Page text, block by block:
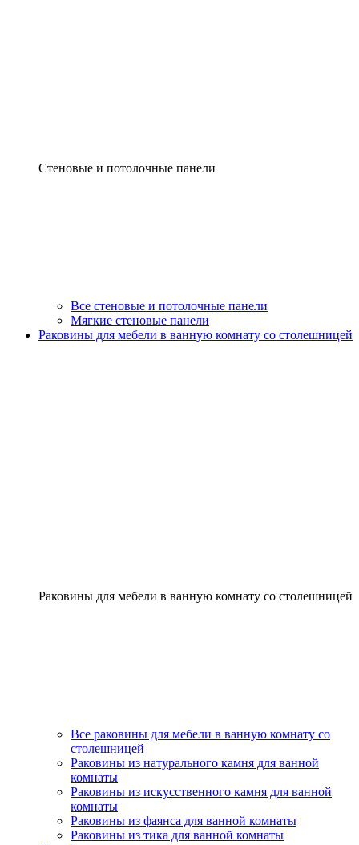
Стеновые и потолочные панели
Все стеновые и потолочные панели
Мягкие стеновые панели
Раковины для мебели в ванную комнату со столешницей
Раковины для мебели в ванную комнату со столешницей
Все раковины для мебели в ванную комнату со
столешницей
Раковины из натурального камня для ванной
комнаты
Раковины из искусственного камня для ванной
комнаты
Раковины из фаянса для ванной комнаты
Раковины из тика для ванной комнаты